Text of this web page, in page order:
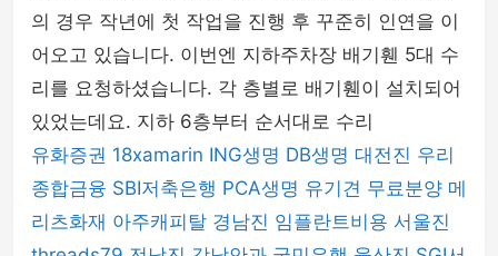
의 경우 작년에 첫 작업을 진행 후 꾸준히 인연을 이
어오고 있습니다. 이번엔 지하주차장 배기휀 5대 수
리를 요청하셨습니다. 각 층별로 배기휀이 설치되어
있었는데요. 지하 6층부터 순서대로 수리
유화증권 18xamarin ING생명 DB생명 대전진 우리
종합금융 SBI저축은행 PCA생명 유기견 무료분양 메
리츠화재 아주캐피탈 경남진 임플란트비용 서울진